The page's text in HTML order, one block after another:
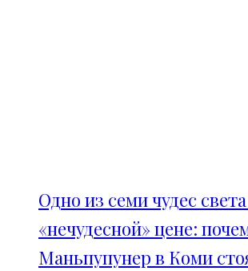
Одно из семи чудес
«нечудесной» цене:
Маньпупунер в Коми